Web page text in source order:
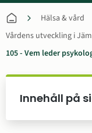
Hälsa & vård
Vårdens utveckling i
105 - Vem leder
Innehåll på